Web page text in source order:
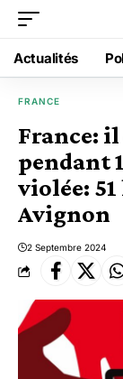
Actualités
FRANCE
France:
pendant
violée:
Avignon
2 Septembre 2024